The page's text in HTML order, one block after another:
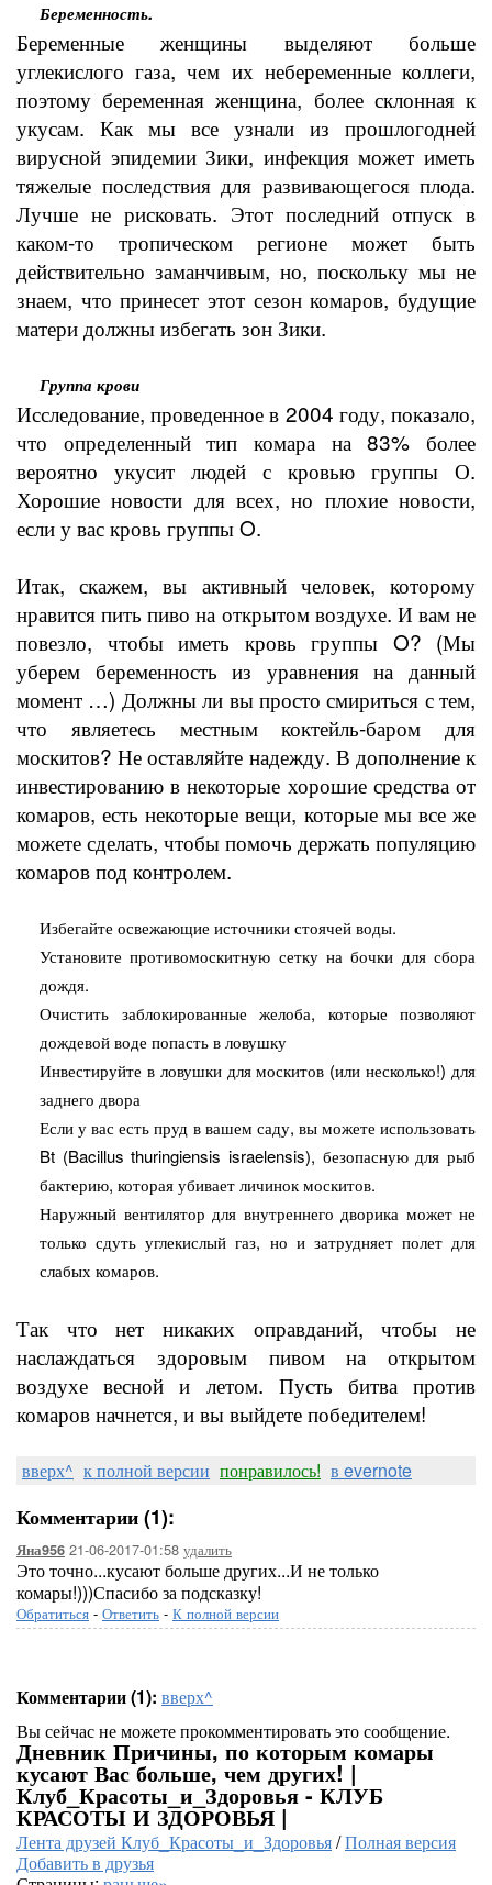
Беременность.
Беременные женщины выделяют больше
углекислого газа, чем их небеременные коллеги,
поэтому беременная женщина, более склонная к
укусам. Как мы все узнали из прошлогодней
вирусной эпидемии Зики, инфекция может иметь
тяжелые последствия для развивающегося плода.
Лучше не рисковать. Этот последний отпуск в
каком-то тропическом регионе может быть
действительно заманчивым, но, поскольку мы не
знаем, что принесет этот сезон комаров, будущие
матери должны избегать зон Зики.
Группа крови
Исследование, проведенное в 2004 году, показало,
что определенный тип комара на 83% более
вероятно укусит людей с кровью группы О.
Хорошие новости для всех, но плохие новости,
если у вас кровь группы O.
Итак, скажем, вы активный человек, которому
нравится пить пиво на открытом воздухе. И вам не
повезло, чтобы иметь кровь группы O? (Мы
уберем беременность из уравнения на данный
момент …) Должны ли вы просто смириться с тем,
что являетесь местным коктейль-баром для
москитов? Не оставляйте надежду. В дополнение к
инвестированию в некоторые хорошие средства от
комаров, есть некоторые вещи, которые мы все же
можете сделать, чтобы помочь держать популяцию
комаров под контролем.
Избегайте освежающие источники стоячей воды.
Установите противомоскитную сетку на бочки для сбора
дождя.
Очистить заблокированные желоба, которые позволяют
дождевой воде попасть в ловушку
Инвестируйте в ловушки для москитов (или несколько!) для
заднего двора
Если у вас есть пруд в вашем саду, вы можете использовать
Bt (Bacillus thuringiensis israelensis), безопасную для рыб
бактерию, которая убивает личинок москитов.
Наружный вентилятор для внутреннего дворика может не
только сдуть углекислый газ, но и затрудняет полет для
слабых комаров.
Так что нет никаких оправданий, чтобы не
наслаждаться здоровым пивом на открытом
воздухе весной и летом. Пусть битва против
комаров начнется, и вы выйдете победителем!
вверх^ к полной версии понравилось! в evernote
Комментарии (1):
Яна956 21-06-2017-01:58 удалить
Это точно...кусают больше других...И не только
комары!)))Спасибо за подсказку!
Обратиться - Ответить - К полной версии
Комментарии (1): вверх^
Вы сейчас не можете прокомментировать это сообщение.
Дневник Причины, по которым комары
кусают Вас больше, чем других! |
Клуб_Красоты_и_Здоровья - КЛУБ
КРАСОТЫ И ЗДОРОВЬЯ |
Лента друзей Клуб_Красоты_и_Здоровья/Полная версия
Добавить в друзья